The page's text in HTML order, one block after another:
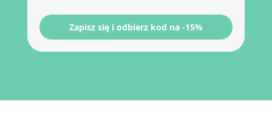
Zapisz się i odbierz kod na -15%